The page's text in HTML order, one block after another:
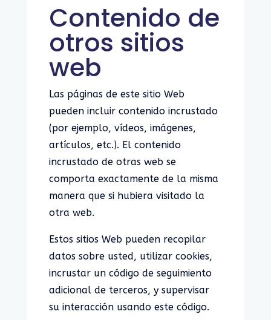
Contenido de
otros sitios
web
Las páginas de este sitio Web
pueden incluir contenido incrustado
(por ejemplo, vídeos, imágenes,
artículos, etc.). El contenido
incrustado de otras web se
comporta exactamente de la misma
manera que si hubiera visitado la
otra web.
Estos sitios Web pueden recopilar
datos sobre usted, utilizar cookies,
incrustar un código de seguimiento
adicional de terceros, y supervisar
su interacción usando este código.